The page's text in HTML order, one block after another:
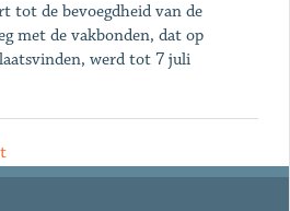
tot de bevoegdheid van de
met de vakbonden, dat op
werd tot 7 juli